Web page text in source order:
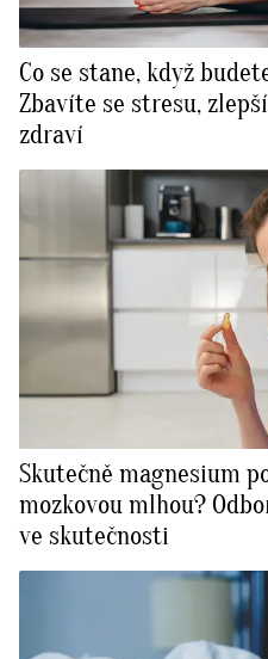
Co se stane, když
Zbavíte se stresu,
zdraví
Skutečně magnesium
mozkovou mlhou?
ve skutečnosti